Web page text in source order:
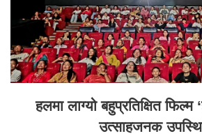
हलमा लाग्यो बहुप्रतिक्षित फिल्म
उत्साहजनक